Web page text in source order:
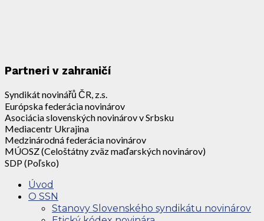
Partneri v zahraničí
Syndikát novinářů ČR, z.s.
Európska federácia novinárov
Asociácia slovenských novinárov v Srbsku
Mediacentr Ukrajina
Medzinárodná federácia novinárov
MÚOSZ (Celoštátny zväz maďarských novinárov)
SDP (Poľsko)
Úvod
O SSN
Stanovy Slovenského syndikátu novinárov